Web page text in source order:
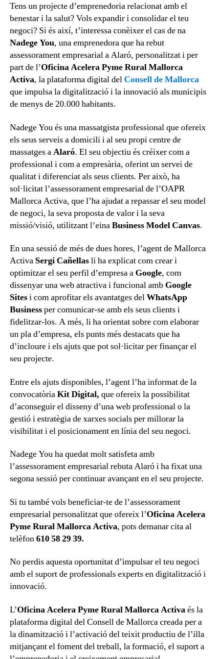
Tens un projecte d’emprenedoria relacionat amb el
benestar i la salut? Vols expandir i consolidar el teu
negoci? Si és així, t’interessa conèixer el cas de na
Nadege You, una emprenedora que ha rebut
assessorament empresarial a Alaró, personalitzat i per
part de l’Oficina Acelera Pyme Rural Mallorca
Activa, la plataforma digital del Consell de Mallorca
que impulsa la digitalització i la innovació als municipis
de menys de 20.000 habitants.
Nadege You és una massatgista professional que ofereix
els seus serveis a domicili i al seu propi centre de
massatges aAlaró. El seu objectiu és créixer com a
professional i com a empresària, oferint un servei de
qualitat i diferenciat als seus clients. Per això, ha
sol·licitat l’assessorament empresarial de l’OAPR
Mallorca Activa, que l’ha ajudat a repassar el seu model
de negoci, la seva proposta de valor i la seva
missió/visió, utilitzant l’einaBusiness Model Canvas.
En una sessió de més de dues hores, l’agent de Mallorca
Activa Sergi Cañellasli ha explicat com crear i
optimitzar el seu perfil d’empresa a Google, com
dissenyar una web atractiva i funcional amb Google
Sitesi com aprofitar els avantatges delWhatsApp
Businessper comunicar-se amb els seus clients i
fidelitzar-los. A més, li ha orientat sobre com elaborar
un pla d’empresa, els punts més destacats que ha
d’incloure i els ajuts que pot sol·licitar per finançar el
seu projecte.
Entre els ajuts disponibles, l’agent l’ha informat de la
convocatòriaKit Digital, que ofereix la possibilitat
d’aconseguir el disseny d’una web professional o la
gestió i estratègia de xarxes socials per millorar la
visibilitat i el posicionament en línia del seu negoci.
Nadege You ha quedat molt satisfeta amb
l’assessorament empresarial rebuta Alaró i ha fixat una
segona sessió per continuar avançant en el seu projecte.
Si tu també vols beneficiar-te de l’assessorament
empresarial personalitzat que ofereix l’Oficina Acelera
Pyme Rural Mallorca Activa, pots demanar cita al
telèfon610 58 29 39.
No perdis aquesta oportunitat d’impulsar el teu negoci
amb el suport de professionals experts en digitalització i
innovació.
L’Oficina Acelera Pyme Rural Mallorca Activaés la
plataforma digital del Consell de Mallorca creada per a
la dinamització i l’activació del teixit productiu de l’illa
mitjançant el foment del treball, la formació, el suport a